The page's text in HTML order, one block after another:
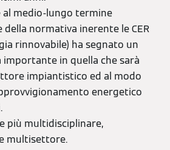
al medio-lungo termine
della normativa inerente le CER
rinnovabile) ha segnato un
in quella che sarà
impiantistico ed al modo
energetico
più multidisciplinare,
multisettore.